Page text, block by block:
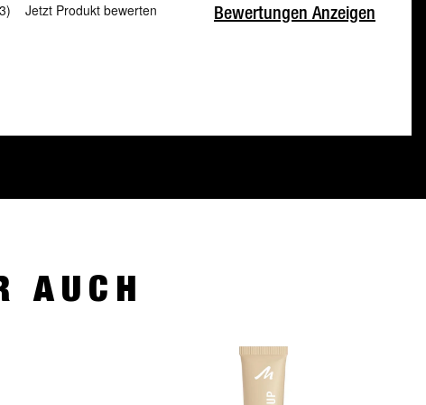
Jetzt Produkt bewerten Bewertungen Anzeigen
AUCH